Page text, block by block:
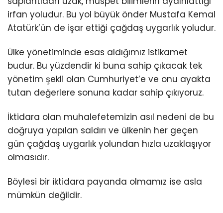
irfan yoludur. Bu yol büyük önder Mustafa Kemal
Atatürk’ün de işar ettiği çağdaş uygarlık yoludur.
Ülke yönetiminde esas aldığımız istikamet
budur. Bu yüzdendir ki buna sahip çıkacak tek
yönetim şekli olan Cumhuriyet’e ve onu ayakta
tutan değerlere sonuna kadar sahip çıkıyoruz.
İktidara olan muhalefetemizin asıl nedeni de bu
doğruya yapılan saldırı ve ülkenin her geçen
gün çağdaş uygarlık yolundan hızla uzaklaşıyor
olmasıdır.
Böylesi bir iktidara payanda olmamız ise asla
mümkün değildir.